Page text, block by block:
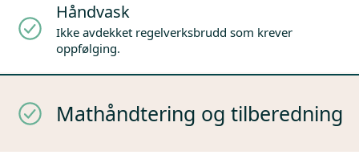
Håndvask
Ikke avdekket regelverksbrudd som krever
oppfølging.
Mathåndtering og tilberedning